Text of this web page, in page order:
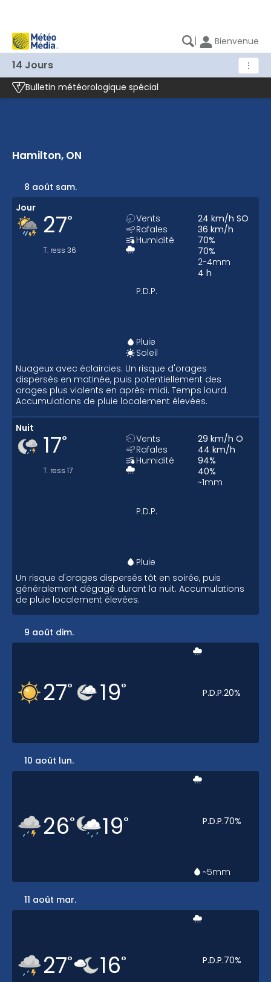
| Bienvenue
14 Jours
⋮
Bulletin météorologique spécial
Hamilton, ON - Météo 14 jours
Hamilton, ON
8 août sam.
Jour
27°
T. ress 36
Vents
Rafales
Humidité
24 km/h SO
36 km/h
70%
P.D.P.
Pluie
Soleil
70%
2-4mm
4 h
Nuageux avec éclaircies. Un risque d'orages
dispersés en matinée, puis potentiellement des
orages plus violents en après-midi. Temps lourd.
Accumulations de pluie localement élevées.
Nuit
17°
T. ress 17
Vents
Rafales
Humidité
29 km/h O
44 km/h
94%
P.D.P.
Pluie
40%
~1mm
Un risque d'orages dispersés tôt en soirée, puis
généralement dégagé durant la nuit. Accumulations
de pluie localement élevées.
9 août dim.
27° 19° P.D.P.20%
10 août lun.
26° 19° P.D.P.70%
~5mm
11 août mar.
27° 16° P.D.P.70%